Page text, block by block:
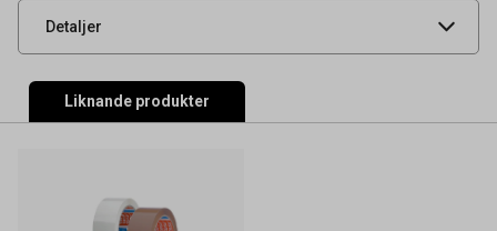
Detaljer
UNSPSC 31201517
Liknande produkter